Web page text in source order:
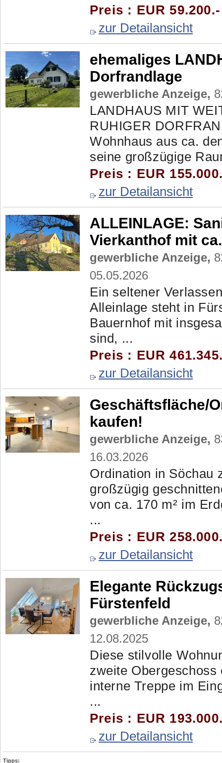
Preis : EUR
zur Detailansicht
ehemaliges
Dorfrandlage
gewerbliche Anzeige,
LANDHAUS MIT
RUHIGER
Wohnhaus aus ca.
seine großzügige
Preis : EUR
zur Detailansicht
ALLEINLAGE:
Vierkanthof mit
gewerbliche Anzeige,
05.05.2026
Ein seltener
Alleinlage steht in
Bauernhof mit
sind, ...
Preis : EUR
zur Detailansicht
Geschäftsfläche/
kaufen!
gewerbliche Anzeige,
16.03.2026
Ordination in Söchau
großzügig
von ca. 170 m² im
...
Preis : EUR
zur Detailansicht
Elegante
Fürstenfeld
gewerbliche Anzeige,
12.08.2025
Diese stilvolle
zweite
interne Treppe im
...
Preis : EUR
zur Detailansicht
Tipps: